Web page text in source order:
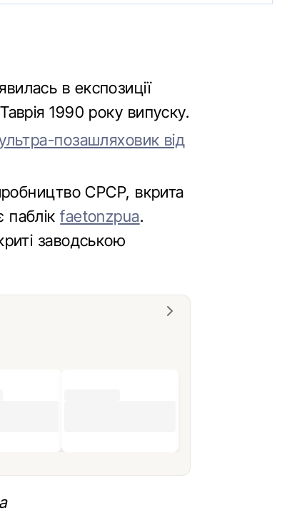
в експозиції
1990 року випуску.
позашляховик від
СРСР, вкрита
паблікfaetonzpua.
заводською